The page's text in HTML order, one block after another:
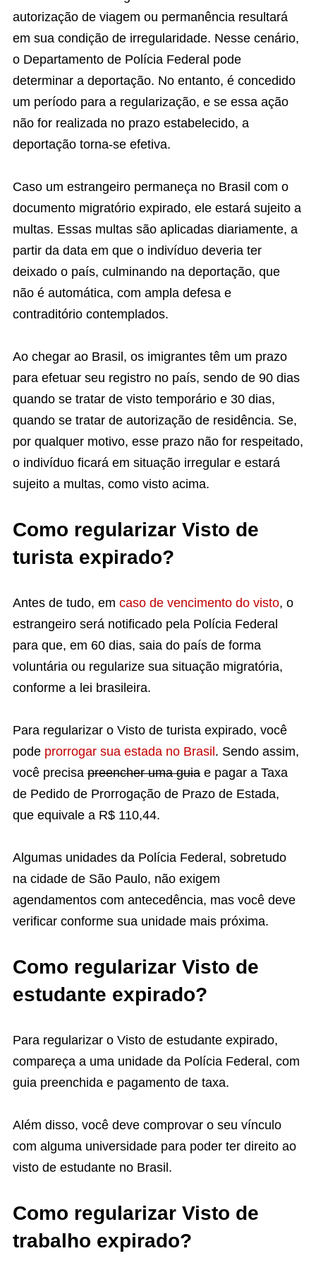
autorização de viagem ou permanência resultará
em sua condição de irregularidade. Nesse cenário,
o Departamento de Polícia Federal pode
determinar a deportação. No entanto, é concedido
um período para a regularização, e se essa ação
não for realizada no prazo estabelecido, a
deportação torna-se efetiva.
Caso um estrangeiro permaneça no Brasil com o
documento migratório expirado, ele estará sujeito a
multas. Essas multas são aplicadas diariamente, a
partir da data em que o indivíduo deveria ter
deixado o país, culminando na deportação, que
não é automática, com ampla defesa e
contraditório contemplados.
Ao chegar ao Brasil, os imigrantes têm um prazo
para efetuar seu registro no país, sendo de 90 dias
quando se tratar de visto temporário e 30 dias,
quando se tratar de autorização de residência. Se,
por qualquer motivo, esse prazo não for respeitado,
o indivíduo ficará em situação irregular e estará
sujeito a multas, como visto acima.
Como regularizar Visto de
turista expirado?
Antes de tudo, em caso de vencimento do visto, o
estrangeiro será notificado pela Polícia Federal
para que, em 60 dias, saia do país de forma
voluntária ou regularize sua situação migratória,
conforme a lei brasileira.
Para regularizar o Visto de turista expirado, você
pode prorrogar sua estada no Brasil . Sendo assim,
você precisa preencher uma guia e pagar a Taxa
de Pedido de Prorrogação de Prazo de Estada,
que equivale a R$ 110,44.
Algumas unidades da Polícia Federal, sobretudo
na cidade de São Paulo, não exigem
agendamentos com antecedência, mas você deve
verificar conforme sua unidade mais próxima.
Como regularizar Visto de
estudante expirado?
Para regularizar o Visto de estudante expirado,
compareça a uma unidade da Polícia Federal, com
guia preenchida e pagamento de taxa.
Além disso, você deve comprovar o seu vínculo
com alguma universidade para poder ter direito ao
visto de estudante no Brasil.
Como regularizar Visto de
trabalho expirado?